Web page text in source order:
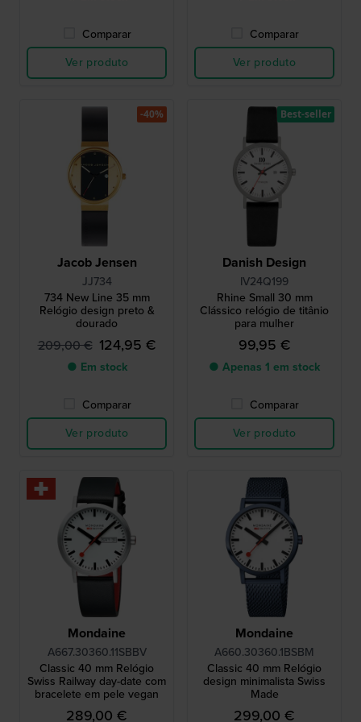
Comparar
Ver produto
Comparar
Ver produto
Jacob Jensen
JJ734
734 New Line 35 mm
Relógio design preto &
dourado
209,00 € 124,95 €
● Em stock
Comparar
Ver produto
-40%
Danish Design
IV24Q199
Rhine Small 30 mm
Clássico relógio de titânio
para mulher
99,95 €
● Apenas 1 em stock
Comparar
Ver produto
Best-seller
Mondaine
A667.30360.11SBBV
Classic 40 mm Relógio
Swiss Railway day-date com
bracelete em pele vegan
289,00 €
Mondaine
A660.30360.1BSBM
Classic 40 mm Relógio
design minimalista Swiss
Made
299,00 €